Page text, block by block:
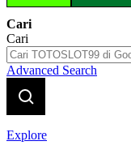
Cari
Cari
Advanced Search
Explore